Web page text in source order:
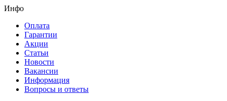
Инфо
Оплата
Гарантии
Акции
Статьи
Новости
Вакансии
Информация
Вопросы и ответы